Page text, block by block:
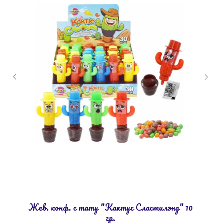
Жев. конф. с тату "Кактус Сластилэнд" 10
гр.